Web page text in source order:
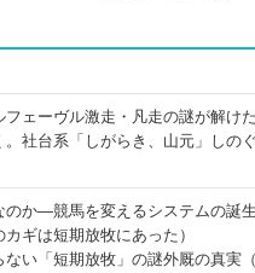
ェーヴル激走・凡走の謎が解け
社台系「しがらき、山元」しの
か―競馬を変えるシステムの誕
ギは短期放牧にあった）
い「短期放牧」の謎外厩の真実